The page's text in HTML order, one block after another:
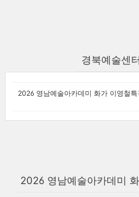
경북예술센터
2026 영남예술아카데미 화가 이영철특
2026 영남예술아카데미